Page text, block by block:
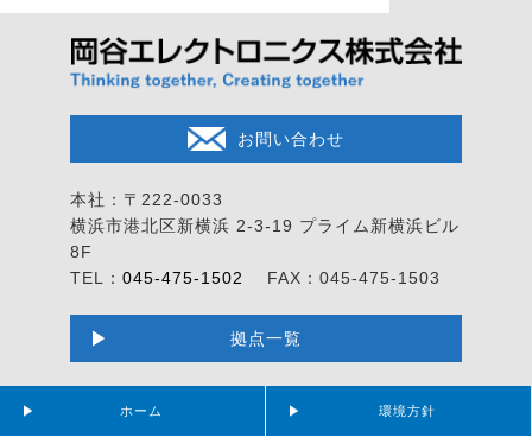
お問い合わせ
本社：〒222-0033
横浜市港北区新横浜 2-3-19 プライム新横浜ビル
8F
TEL： 045-475-1502 FAX：045-475-1503
拠点一覧
ホーム 環境方針